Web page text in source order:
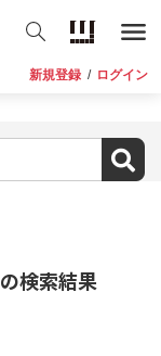
新規登録 / ログイン
の検索結果